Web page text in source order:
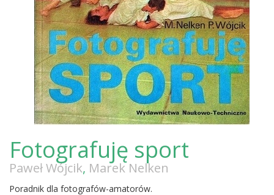
Fotografuję sport
Paweł Wójcik, Marek Nelken
Poradnik dla fotografów-amatorów.